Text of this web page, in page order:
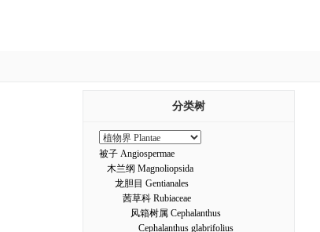
分类树
被子 Angiospermae
木兰纲 Magnoliopsida
龙胆目 Gentianales
茜草科 Rubiaceae
风箱树属 Cephalanthus
Cephalanthus glabrifolius